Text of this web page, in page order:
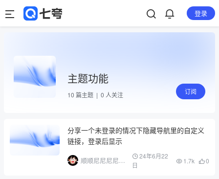
登录
主题功能
10 篇主题 | 0 人关注 订阅
分享一个未登录的情况下隐藏导航里的自定义
链接，登录后显示
顺顺尼尼尼尼尼
24年6月22
日
1.7k 0